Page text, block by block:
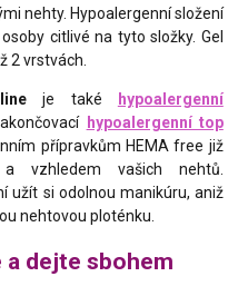
nehty. Hypoalergenní složení
citlivé na tyto složky. Gel
2 vrstvách.
je také
hypoalergenní
hypoalergenní top
přípravkům HEMA free již
vzhledem vašich nehtů.
užít si odolnou manikúru, aniž
nehtovou ploténku.
a dejte sbohem